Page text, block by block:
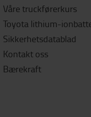
Våre truckførerkurs
Toyota lithium-
Sikkerhetsdatablad
Kontakt oss
Bærekraft